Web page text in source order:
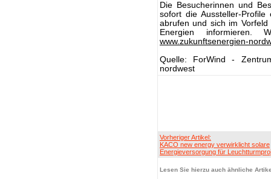
Die Besucherinnen und
sofort die Aussteller-
abrufen und sich im
Energien informieren.
www.zukunftsenergien-
Quelle: ForWind -
nordwest
Vorheriger Artikel:
KACO new energy verwirklicht solare
Energieversorgung für
Lesen Sie hierzu auch ähnliche